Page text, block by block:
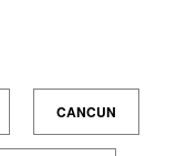
CANCUN